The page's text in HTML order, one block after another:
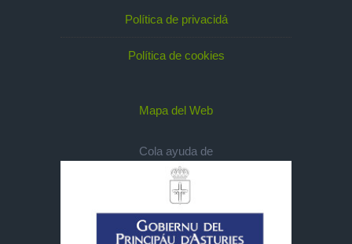
Política de privacidá
Política de cookies
Mapa del Web
Cola ayuda de